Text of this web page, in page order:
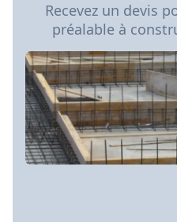
Recevez un devis
préalable à